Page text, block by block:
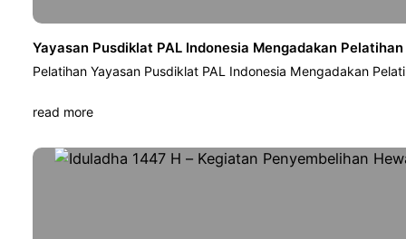
Yayasan Pusdiklat PAL Indonesia Mengadakan
Pelatihan Yayasan Pusdiklat PAL Indonesia Mengadakan
read more